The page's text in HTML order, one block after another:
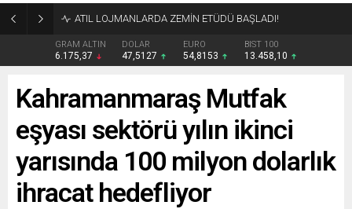
ATIL LOJMANLARDA ZEMİN ETÜDÜ BAŞLADI!
GRAM ALTIN
6.175,37
DOLAR
47,5127
EURO
54,8153
BIST 100
13.458,10
Kahramanmaraş Mutfak
eşyası sektörü yılın ikinci
yarısında 100 milyon dolarlık
ihracat hedefliyor